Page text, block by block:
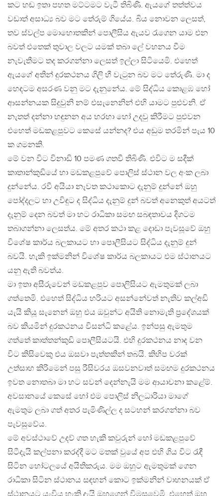
කට හඬ ඉතා පහත මට්ටමට වැටී තිබිණි. ඇයගේ තත්ත්වය
වඩාත් අසාධ්‍ය බව මට තේරුම් ගියේය. බිය නොවන ලෙසත්,
තව ස්වල්ප මොහොතකින් පොලීසිය ඇයව රැගෙන යාම එන
බවත් එතෙක් තුවාල වලට යමක් තබා ලේ වහනය වීම
නැවැතීමට තද කරගන්නා ලෙසත් ඉල්ලා සිටියෙමි. එහෙත්
ඇයගේ අතින් දුරකථනය ගිලි හී වැටුන බව මට තේරුණි. මා ද
හෙඳටම අසරණ වනු මට දැනුනේය. මේ සිද්ධිය කොළඹ හෝ
ආසන්නයක සිදුවුනි නම් එසැනෙනින් එහි යාමට පුළුවනි. ඒ
නැතත් දන්නා හඳුනන අය හරහා හෝ උදවු කිරීමට පුළුවන
එහෙත් මඩකළපුවට කෙසේ යන්නද? එය අඩුම තරමින් පැය 10
ක ගමනකි.
මේ වන විට විනාඩි 10 පමණ ගතවී තිබිණි. එවිට ම සදීක්
කාතාන්කුඩියේ හා මඩකළපුවේ පොලිස් ස්ථාන වල අංක ලබා
දුන්නේය. රවී අයියා නැවත කථාකොට දැනුම් දුන්නේ ඔහු
පෝද්දලට හා උවිඳුට ද සිද්ධිය දැනුම් දුන් බවත් අනෙකුත් අයටත්
දැනුම් දෙන බවත් මා හට රාධිකා සමඟ සබඳතාවය දිගටම
තබාගන්නා ලෙසත්ය. මේ අතර කථා කළ දොඩා පැවසූවේ ඔහු
විශේෂ කාර්ය බලකායට හා පොලීසියට සිද්ධිය දැනුම් දුන්
බවයි. හැකි ඉක්මනින් විශේෂ කාර්ය බලකායට එම ස්ථානයට
යනු ඇති බවත්ය.
මා ඉතා අසීරුවෙන් මඩකළපුව පොලිසියට ඇමතුමක් ලබා
ගත්තෙමි. එහෙත් සිද්ධිය හරියට අසන්නේවත් නැතිව කල්අඩි
යැයි කියූ සැනෙන් ඔහු එය ඔවුන්ට අයිති නොමැති ප්‍රදේශයක්
බව කියමින් දුරකථනය විසන්ධි කළේය. ඉන්පසු ඇමතුම
ගත්තේ කාත්තන්කුඩි පොලීසියටයි. එහි දුරකථනය නාද වන
විට කිසිවෙකු එය ඔසවා පැත්තකින් තබයි. කිහිප වරක්
උත්සාහ කිරිමෙන් පසු රීසිවරය ඔසවනවාත් සමඟම දුරකථනය
ඉවත නොතබා මා හට සවන් දෙන්නැයි මම ආයාචනා කළේම්.
අවසානයේ කෙසේ හෝ එම පොලිස් නිලධාරියා මාගේ
ඇමතුම ලබා ගත් අතර පැමිණිල්ල ද සටහන් කරගන්නා බව
පැවසුවේය.
මේ අවස්ථාවේ උදව් ගත හැකි කවුරුන් හෝ මඩකළපුවේ
සිටීදැයි කල්පනා කරද්දී මට මතක් වුයේ අප එහි ගිය විට රැඳී
සිටින හෝටලයේ අයිතිකරුය. මම ඔහුට ඇමතුමක් ගෙන
රාධිකා සිටින ස්ථානය සඳහන් කොට ඉක්මනින් වාහනයක් ඒ